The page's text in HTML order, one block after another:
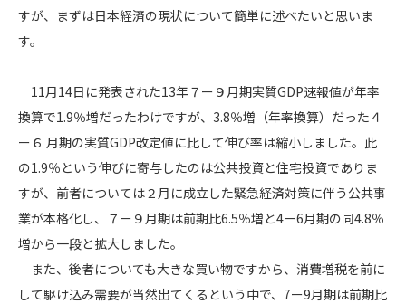
すが、まずは日本経済の現状について簡単に述べたいと思いま
す。
11月14日に発表された13年７ー９月期実質GDP速報値が年率
換算で1.9％増だったわけですが、3.8％増（年率換算）だった４
ー６ 月期の実質GDP改定値に比して伸び率は縮小しました。此
の1.9％という伸びに寄与したのは公共投資と住宅投資でありま
すが、前者については２月に成立した緊急経済対策に伴う公共事
業が本格化し、７ー９月期は前期比6.5％増と4ー6月期の同4.8％
増から一段と拡大しました。
また、後者についても大きな買い物ですから、消費増税を前に
して駆け込み需要が当然出てくるという中で、7ー9月期は前期比